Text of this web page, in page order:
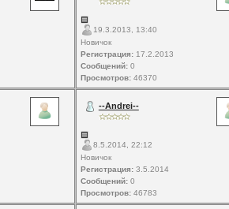
19.3.2013, 13:40
Новичок
Регистрация:17.2.2013
Сообщений:0
Просмотров:46370
--Andrei--
8.5.2014, 22:12
Новичок
Регистрация:3.5.2014
Сообщений:0
Просмотров:46783